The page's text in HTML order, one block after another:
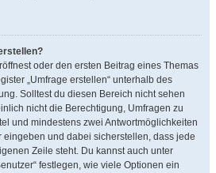
oder den ersten Beitrag eines Themas
„Umfrage erstellen“ unterhalb des
Solltest du diesen Bereich nicht sehen
nicht die Berechtigung, Umfragen zu
und mindestens zwei Antwortmöglichkeiten
und dabei sicherstellen, dass jede
Zeile steht. Du kannst auch unter
festlegen, wie viele Optionen ein